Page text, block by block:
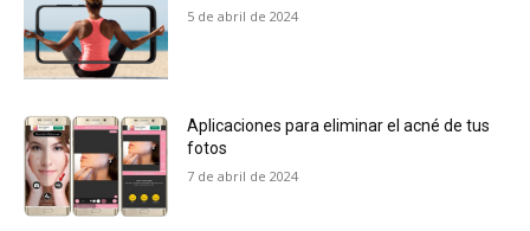
5 de abril de 2024
Aplicaciones para eliminar el acné de tus
fotos
7 de abril de 2024